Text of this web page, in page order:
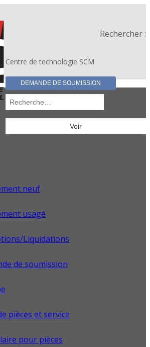
Centre de technologie SCM
DEMANDE DE SOUMISSION
Rechercher :
neuf
usagé
Liquidations
de soumission
pièces et service
pour pièces